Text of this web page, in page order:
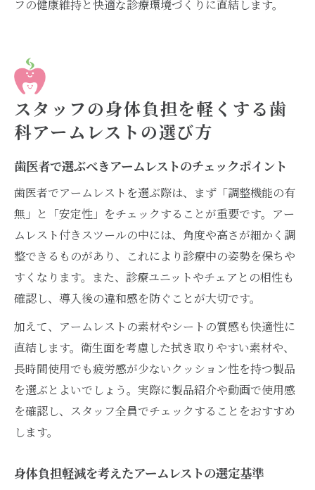
フの健康維持と快適な診療環境づくりに直結します。
スタッフの身体負担を軽くする歯
科アームレストの選び方
歯医者で選ぶべきアームレストのチェックポイント
歯医者でアームレストを選ぶ際は、まず「調整機能の有
無」と「安定性」をチェックすることが重要です。アー
ムレスト付きスツールの中には、角度や高さが細かく調
整できるものがあり、これにより診療中の姿勢を保ちや
すくなります。また、診療ユニットやチェアとの相性も
確認し、導入後の違和感を防ぐことが大切です。
加えて、アームレストの素材やシートの質感も快適性に
直結します。衛生面を考慮した拭き取りやすい素材や、
長時間使用でも疲労感が少ないクッション性を持つ製品
を選ぶとよいでしょう。実際に製品紹介や動画で使用感
を確認し、スタッフ全員でチェックすることをおすすめ
します。
身体負担軽減を考えたアームレストの選定基準